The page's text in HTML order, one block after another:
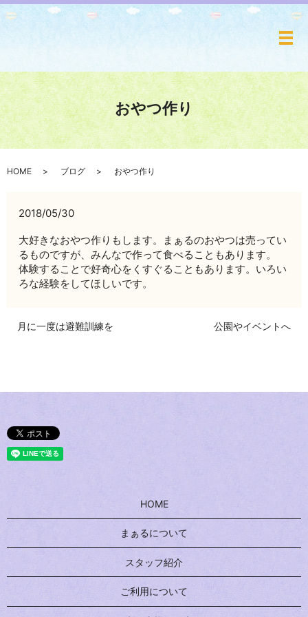
メ
おやつ作り
HOME ブログ おやつ作り
2018/05/30
大好きなおやつ作りもします。まぁるのおやつは売ってい
るものですが、みんなで作って食べることもあります。
体験することで好奇心をくすぐることもあります。いろい
ろな経験をしてほしいです。
月に一度は避難訓練を 公園やイベントへ
HOME
まぁるについて
スタッフ紹介
ご利用について